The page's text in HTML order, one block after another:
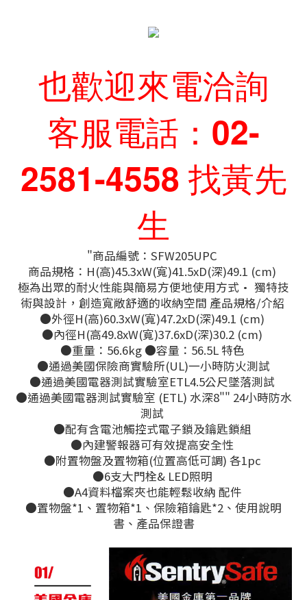
也歡迎來電洽詢
客服電話：02-
2581-4558 找黃先
生
"商品編號：SFW205UPC
商品規格：H(高)45.3xW(寬)41.5xD(深)49.1 (cm)
極為出眾的耐火性能與簡易方便地使用方式· 獨特技
術與設計，創造寬敞舒適的收納空間 產品規格/介紹
●外徑H(高)60.3xW(寬)47.2xD(深)49.1 (cm)
●內徑H(高49.8xW(寬)37.6xD(深)30.2 (cm)
●重量：56.6kg ●容量：56.5L 特色
●通過美國保險商實驗所(UL)一小時防火測試
●通過美國電器測試實驗室ETL4.5公尺墜落測試
●通過美國電器測試實驗室 (ETL) 水深8"" 24小時防水
測試
●配有含電池觸控式電子鎖及鑰匙鎖組
●內建警報器可有效提高安全性
●附置物盤及置物箱(位置高低可調) 各1pc
●6支大門栓& LED照明
●A4資料檔案夾也能輕鬆收納 配件
●置物盤*1、置物箱*1、保險箱鑰匙*2、使用說明
書、產品保證書